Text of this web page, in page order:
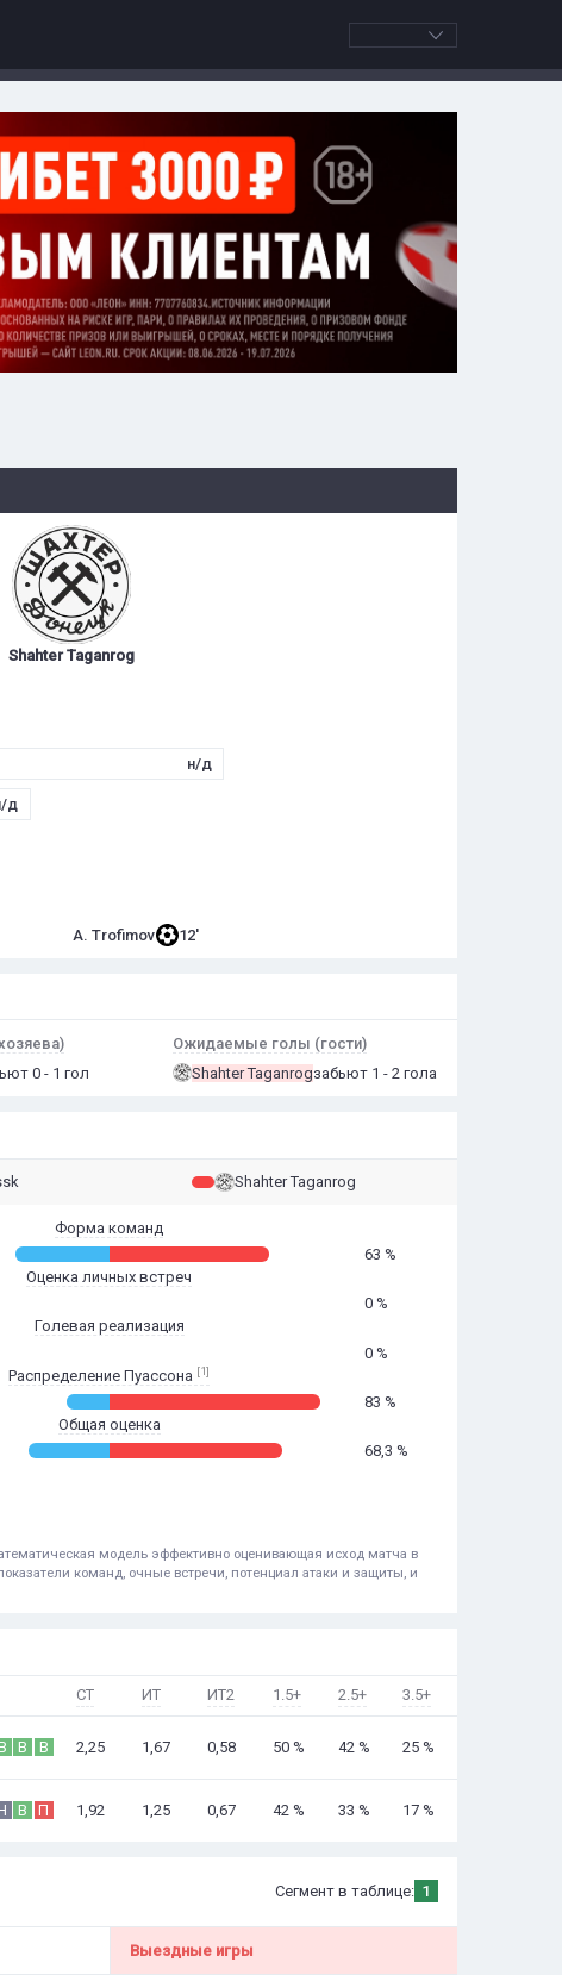
Shahter Taganrog
н/д
д
A. Trofimov
12'
0 - 1 гол
Ожидаемые голы (гости)
Shahter Taganrogзабьют 1 - 2 гола
Shahter Taganrog
Форма команд
63 %
Оценка личных встреч
0 %
Голевая реализация
0 %
Распределение Пуассона [1]
83 %
Общая оценка
68,3 %
модель эффективно оценивающая исход матча в
команд, очные встречи, потенциал атаки и защиты, и
СТ ИТ ИТ2 1.5+ 2.5+ 3.5+
В В 2,25 1,67 0,58 50 % 42 % 25 %
В П 1,92 1,25 0,67 42 % 33 % 17 %
Сегмент в таблице: 1
Выездные игры